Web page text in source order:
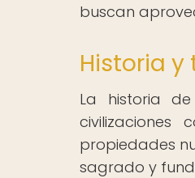
buscan
Historia y
La historia
propiedades
sagrado y